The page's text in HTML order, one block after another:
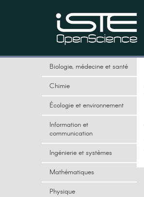
Biologie, médecine et santé
Chimie
Écologie et environnement
Information et
communication
Ingénierie et systèmes
Mathématiques
Physique